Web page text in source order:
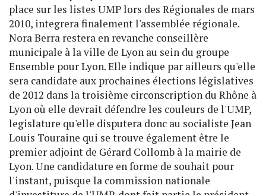
place sur les listes UMP lors des Régionales de mars
2010, integrera finalement l'assemblée régionale.
Nora Berra restera en revanche conseillère
municipale à la ville de Lyon au sein du groupe
Ensemble pour Lyon. Elle indique par ailleurs qu'elle
sera candidate aux prochaines élections législatives
de 2012 dans la troisième circonscription du Rhône à
Lyon où elle devrait défendre les couleurs de l'UMP,
legislature qu'elle disputera donc au socialiste Jean
Louis Touraine qui se trouve également être le
premier adjoint de Gérard Collomb à la mairie de
Lyon. Une candidature en forme de souhait pour
l'instant, puisque la commission nationale